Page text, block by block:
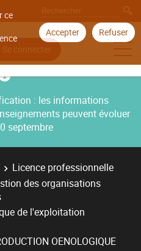
ce
Accepter Refuser
Se connecter
: les informations
peuvent évoluer
septembre
Licence professionnelle
des organisations
de l'exploitation
OENOLOGIQUE